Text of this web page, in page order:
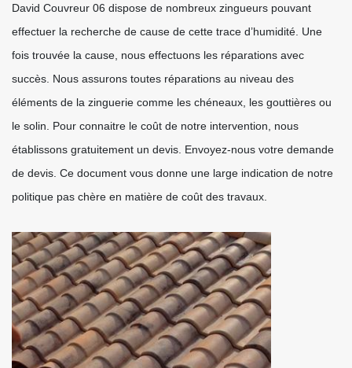
David Couvreur 06 dispose de nombreux zingueurs pouvant
effectuer la recherche de cause de cette trace d’humidité. Une
fois trouvée la cause, nous effectuons les réparations avec
succès. Nous assurons toutes réparations au niveau des
éléments de la zinguerie comme les chéneaux, les gouttières ou
le solin. Pour connaitre le coût de notre intervention, nous
établissons gratuitement un devis. Envoyez-nous votre demande
de devis. Ce document vous donne une large indication de notre
politique pas chère en matière de coût des travaux.